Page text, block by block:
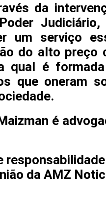
da
um serviço
do alto preço
qual é
que oneram
é
da AMZ